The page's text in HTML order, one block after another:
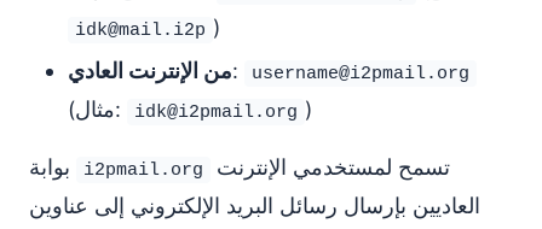
idk@mail.i2p )
من الإنترنت العادي: username@i2pmail.org
(مثال: idk@i2pmail.org )
i2pmail.org
العاديين بإرسال رسائل البريد الإلكتروني إلى عناوين